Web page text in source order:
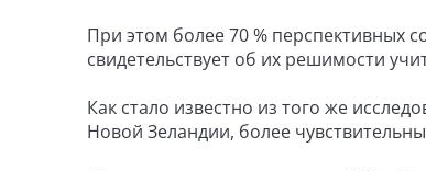
При этом более 70 % перспективных
свидетельствует об их решимости
Как стало известно из того же
Новой Зеландии, более